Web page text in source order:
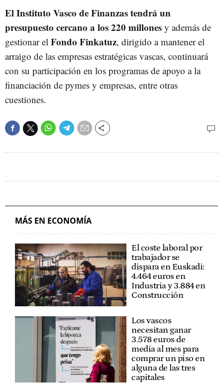
El Instituto Vasco de Finanzas tendrá un
presupuesto cercano a los 220 millones y además de
gestionar el Fondo Finkatuz, dirigido a mantener el
arraigo de las empresas estratégicas vascas, continuará
con su participación en los programas de apoyo a la
financiación de pymes y empresas, entre otras
cuestiones.
MÁS EN ECONOMÍA
El coste laboral por
trabajador se
dispara en Euskadi:
4.464 euros en
Industria y 3.884 en
Construcción
Los vascos
necesitan ganar
3.578 euros de
media al mes para
comprar un piso en
alguna de las tres
capitales